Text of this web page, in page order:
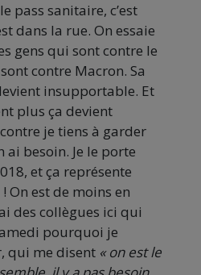
pass sanitaire, c’est
dans la rue. On essaie
gens qui sont contre le
contre Macron. Sa
insupportable. Et
plus ça devient
je tiens à garder
ai besoin. Je le porte
et ça représente
est de moins en
des collègues ici qui
pourquoi je
qui me disent « on est le